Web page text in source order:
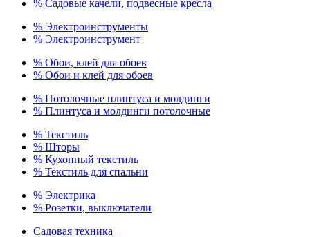
% Садовые качели, подвесные кресла
% Электроинструменты
% Электроинструмент
% Обои, клей для обоев
% Обои и клей для обоев
% Потолочные плинтуса и молдинги
% Плинтуса и молдинги потолочные
% Текстиль
% Шторы
% Кухонный текстиль
% Текстиль для спальни
% Электрика
% Розетки, выключатели
Садовая техника